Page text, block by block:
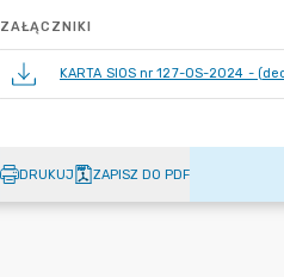
ZAŁĄCZNIKI
KARTA SIOS nr 127-OS-2024 -
DRUKUJ ZAPISZ DO PDF